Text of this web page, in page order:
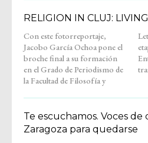
RELIGION IN CLUJ:
Con este fotorreportaje,
Jacobo García Ochoa pone el
broche final a su formación
en el Grado de Periodismo de
la Facultad de Filosofía y
Letras y cierra también su
etapa como colaborador de
Entremedios. Su trabajo nos
Te escuchamos. Voces
Zaragoza para quedarse